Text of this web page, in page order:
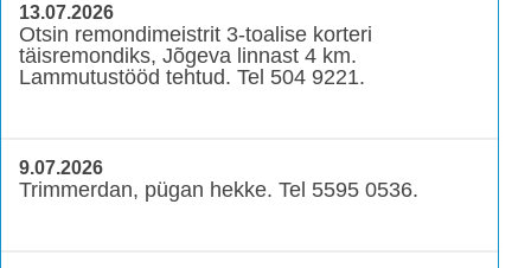
13.07.2026
Otsin remondimeistrit 3-toalise korteri
täisremondiks, Jõgeva linnast 4 km.
Lammutustööd tehtud. Tel 504 9221.
9.07.2026
Trimmerdan, pügan hekke. Tel 5595 0536.